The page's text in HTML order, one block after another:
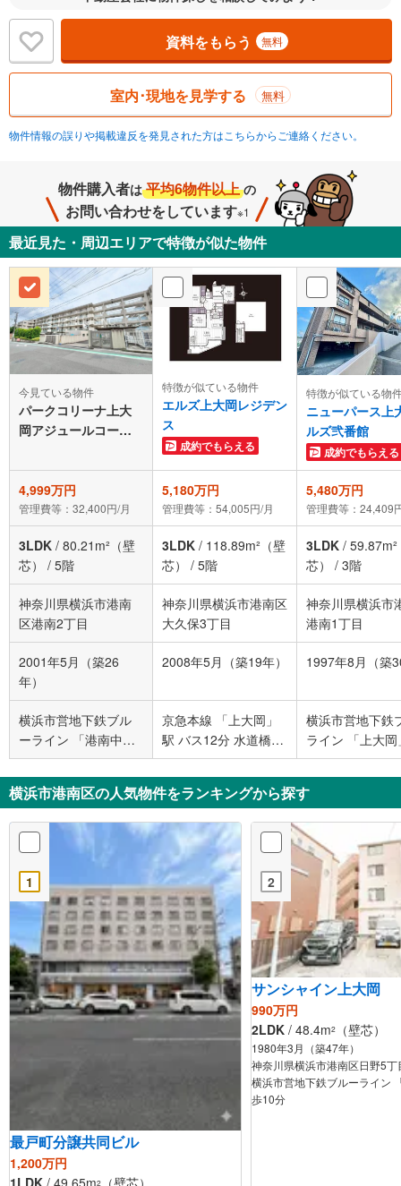
資料をもらう 無料
室内･現地を見学する 無料
物件情報の誤りや掲載違反を発見された方はこちらからご連絡ください。
物件購入者は 平均6物件以上 の
お問い合わせをしています※1
最近見た・周辺エリアで特徴が似た物件
今見ている物件
パークコリーナ上大
岡アジュールコート 5
特徴が似ている物件
エルズ上大岡レジデン
ス
成約でもらえる
特徴が似ている物
ニューパース上
ルズ弐番館
成約でもらえる
4,999万円
管理費等：32,400円/月
5,180万円
管理費等：54,005円/月
5,480万円
管理費等：24,409
3LDK / 80.21m²（壁
芯）
/ 5階
3LDK / 118.89m²（壁
芯）
/ 5階
3LDK /
芯）
/ 3階
神奈川県横浜市港南
区港南2丁目
神奈川県横浜市港南区
大久保3丁目
神奈川県横浜市
港南1丁目
2001年5月（築26
年）
2008年5月（築19年） 1997年8月（築
横浜市営地下鉄ブル
ーライン 「港南中
央」駅 徒歩10分
京急本線 「上大岡」
駅 バス12分 水道橋下
バス停下車 徒歩5分
横浜市営地下鉄
ライン 「上大岡
徒歩12分
横浜市港南区の人気物件をランキングから探す
1
最戸町分譲共同ビル
1,200万円
1LDK / 49.65m2 （壁芯）
2
サンシャイン上大岡
990万円
2LDK / 48.4m2 （壁芯）
1980年3月（築47年）
神奈川県横浜市港南区日野5丁
横浜市営地下鉄ブルーライン
歩10分